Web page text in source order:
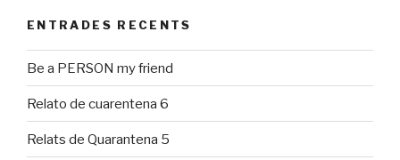
ENTRADES RECENTS
Be a PERSON my friend
Relato de cuarentena 6
Relats de Quarantena 5